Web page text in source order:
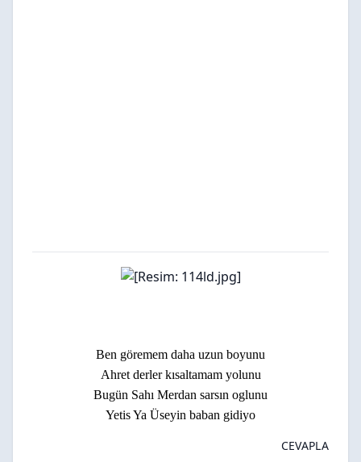
Ben göremem daha uzun boyunu
Ahret derler kısaltamam yolunu
Bugün Sahı Merdan sarsın oglunu
Yetis Ya Üseyin baban gidiyo
CEVAPLA